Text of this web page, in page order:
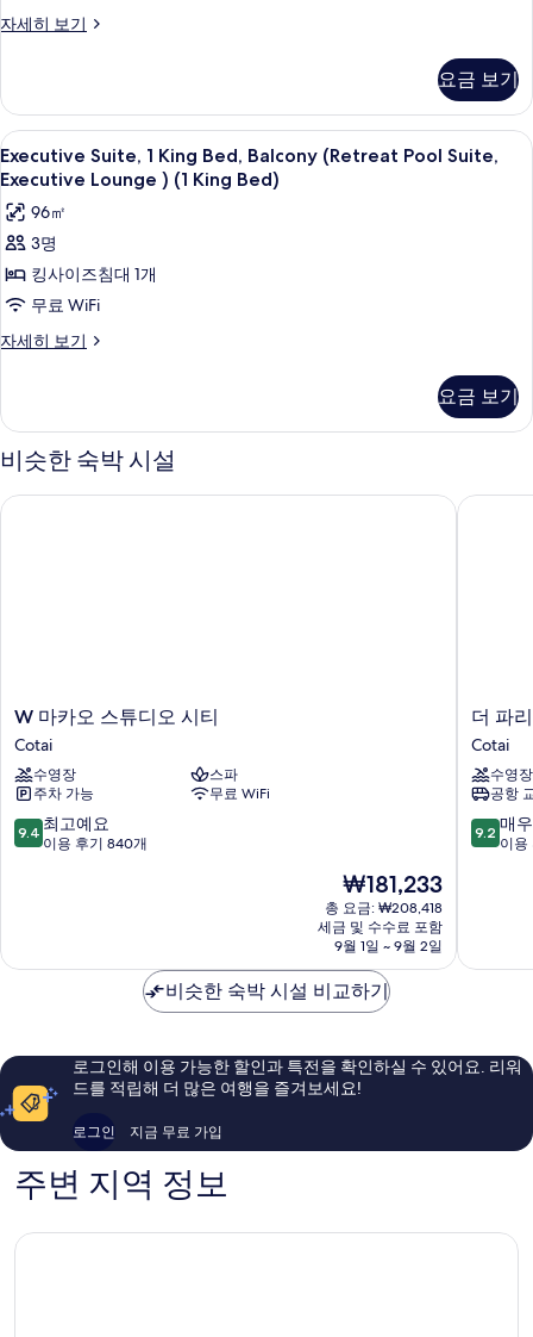
개,
영
장
전
망
사
진
모
두
보
자세히 보기
룸,
대
개,
수
장
전
자
세
보
요금 보기
Executive
Suite,
King
Bed,
Balcony
(Retreat
Pool
Lounge
(1
King
기
8
Executive Suite, 1 King Bed, Balcony (Retreat Pool Suite,
Executive Lounge ) (1 King Bed)
96㎡
3명
킹사이즈침대 1개
무료 WiFi
자세히 보기
Executive
Bed,
Balcony
(Retreat
Suite,
기
요금 보기
비슷한 숙박 시설
W
마
카
오
스
튜
디
W 마카오 스튜디오 시티
Cotai
수영장
스파
주차 가능
무료 WiFi
10
점
최
이
후
기
9.4 최고예요
이용 후기 840개
현
재
요
금
₩181,233
₩181,233
총 요금: ₩208,418
세금 및 수수료 포함
9월 1일 ~ 9월 2일
W 마카오 스튜디오 시티
더
파
리
지
앵
마
카
더 파
Cotai
수영장
공항
10
점
매
해
요,
9.2 매
이용
더 파리
비슷한 숙박 시설 비교하기
로그인해 이용 가능한 할인과 특전을 확인하실 수 있어요. 리워
드를 적립해 더 많은 여행을 즐겨보세요!
로그인 지금 무료 가입
주변 지역 정보